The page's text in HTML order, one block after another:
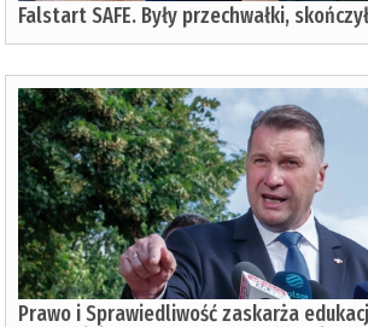
Falstart SAFE. Były przechwałki,
Prawo i Sprawiedliwość zaskarża